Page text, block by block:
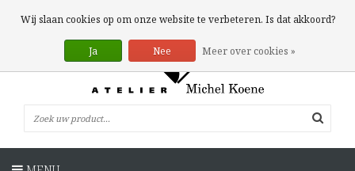
0 Artikelen
Wij slaan cookies op om onze website te verbeteren. Is dat akkoord?
Ja Nee Meer over cookies »